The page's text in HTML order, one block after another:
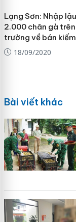
Lạng Sơn: Nhập
2.000 chân gà
trường về bán
18/09/2020
Bài viết khác